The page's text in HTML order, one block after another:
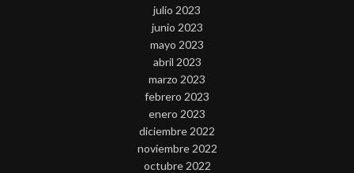
julio 2023
junio 2023
mayo 2023
abril 2023
marzo 2023
febrero 2023
enero 2023
diciembre 2022
noviembre 2022
octubre 2022